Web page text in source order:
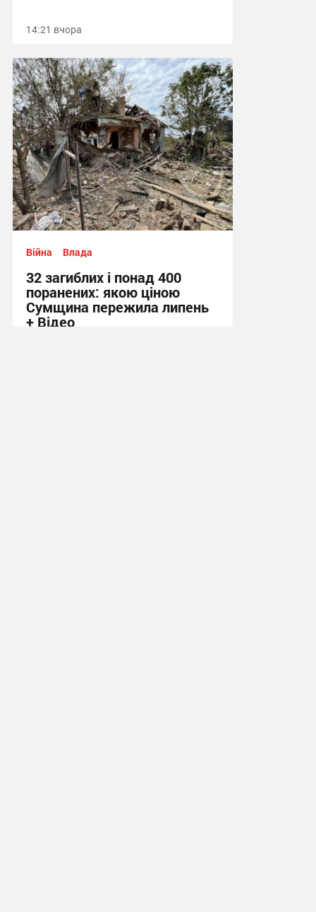
14:21 вчора
Війна Влада
32 загиблих і понад 400
поранених: якою ціною
Сумщина пережила липень
+ Відео